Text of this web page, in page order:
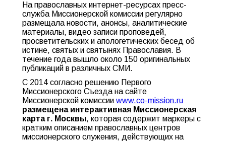
На православных интернет-ресурсах пресс-
служба Миссионерской комиссии регулярно
размещала новости, анонсы, аналитические
материалы, видео записи проповедей,
просветительских и апологетических бесед об
истине, святых и святынях Православия. В
течение года вышло около 150 оригинальных
публикаций в различных СМИ.
С 2014 согласно решению Первого
Миссионерского Съезда на сайте
Миссионерской комиссии www.co-mission.ru
размещена интерактивная Миссионерская
карта г. Москвы, которая содержит маркеры с
кратким описанием православных центров
миссионерского служения, действующих на